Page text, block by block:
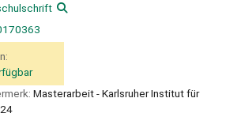
Masterarbeit - Karlsruher Institut für